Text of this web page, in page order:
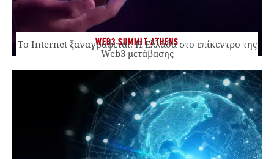
WEB3 SUMMIT ATHENS
Το Internet ξαναγράφεται. Η Ελλάδα στο επίκεντρο της
Web3 μετάβασης